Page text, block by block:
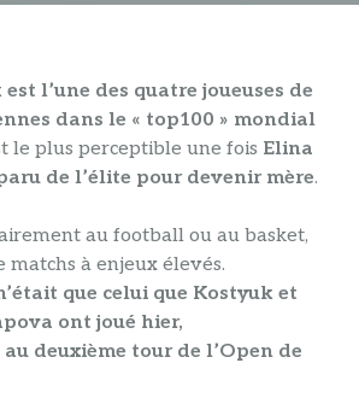
l’une des quatre joueuses de
dans le « top100 » mondial
le plus perceptible une fois Elina
de l’élite pour devenir mère.
au football ou au basket,
matchs à enjeux élevés.
que celui que Kostyuk et
ont joué hier,
deuxième tour de l’Open de